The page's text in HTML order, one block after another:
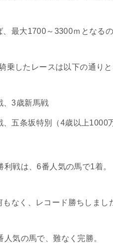
最大1700～3300ｍとなる
乗したレースは以下の通りと
、3歳新馬戦
、五条坂特別（4歳以上1000
戦は、6番人気の馬で1着。
なく、レコード勝ちしまし
気の馬で、難なく完勝。